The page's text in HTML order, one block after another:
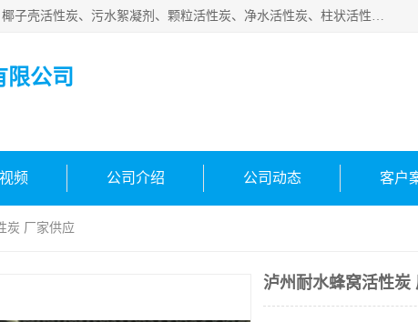
北京中航豫泓环保技术有限公司主要生产经营蜂窝状活性炭、椰子壳活性炭、污水絮凝剂、颗粒活性炭、净水活性炭、柱状活性炭等水处理和空气净化产品，品质信赖、服务保障。是您理想的合作伙伴。欢迎来电咨询！
限公司
频 公司介绍 公司动态 客户
炭 厂家供应
泸州耐水蜂窝活性炭